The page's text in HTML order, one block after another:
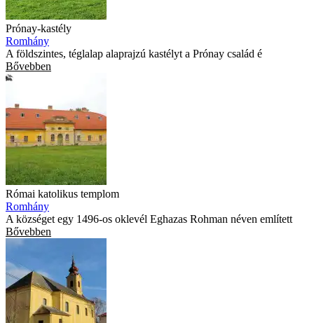
Prónay-kastély
Romhány
A földszintes, téglalap alaprajzú kastélyt a Prónay család é
Bővebben
Római katolikus templom
Romhány
A községet egy 1496-os oklevél Eghazas Rohman néven említett
Bővebben